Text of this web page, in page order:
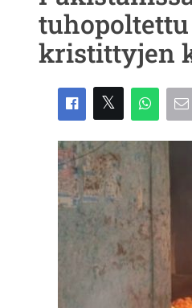
tuhopoltettu
kristittyjen